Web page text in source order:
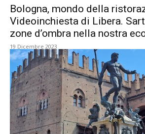
Bologna, mondo della
Videoinchiesta di Libera.
zone d’ombra nella nostra
19 Dicembre 2023